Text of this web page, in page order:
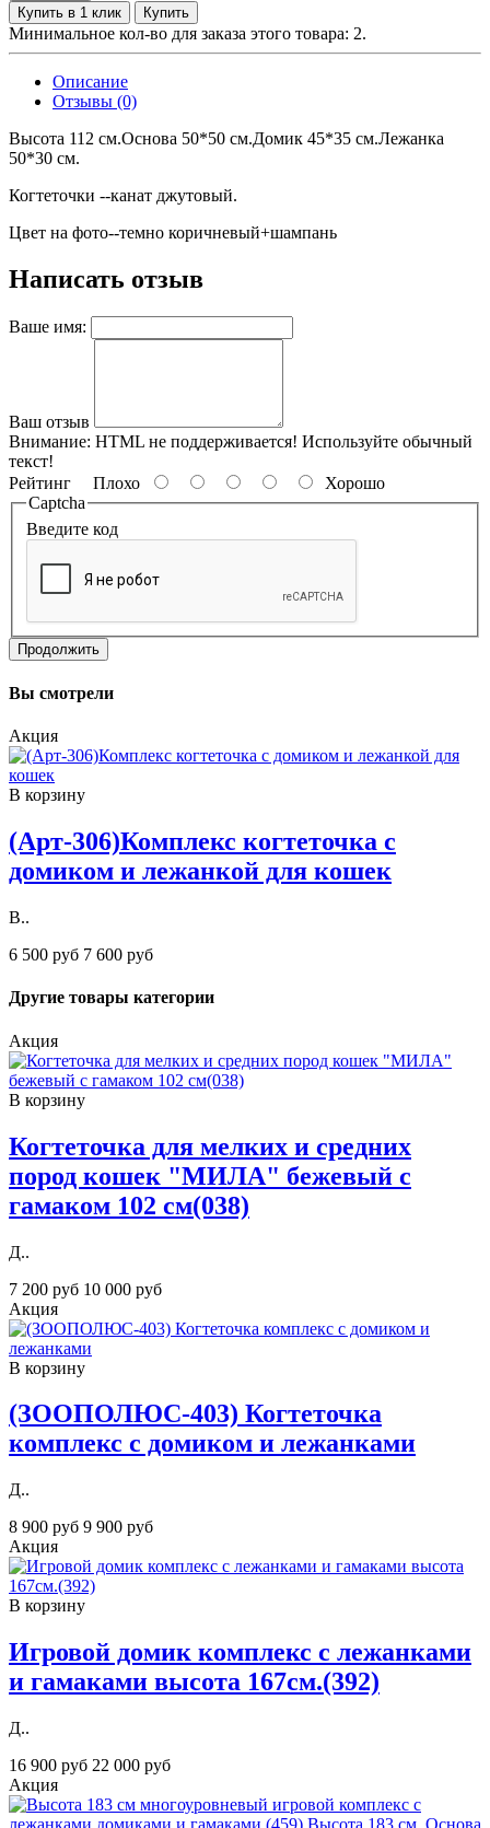
Купить в 1 клик
Купить
Минимальное кол-во для заказа этого товара: 2.
Описание
Отзывы (0)
Высота 112 см.Основа 50*50 см.Домик 45*35 см.Лежанка
50*30 см.
Когтеточки --канат джутовый.
Цвет на фото--темно коричневый+шампань
Написать отзыв
Ваше имя:
Ваш отзыв
Внимание: HTML не поддерживается! Используйте обычный
текст!
Рейтинг Плохо
Хорошо
Captcha
Введите код
Продолжить
Вы смотрели
Акция
В корзину
(Арт-306)Комплекс когтеточка с
домиком и лежанкой для кошек
В..
6 500 руб 7 600 руб
Другие товары категории
Акция
В корзину
Когтеточка для мелких и средних
пород кошек "МИЛА" бежевый с
гамаком 102 см(038)
Д..
7 200 руб 10 000 руб
Акция
В корзину
(ЗООПОЛЮС-403) Когтеточка
комплекс с домиком и лежанками
Д..
8 900 руб 9 900 руб
Акция
В корзину
Игровой домик комплекс с лежанками
и гамаками высота 167см.(392)
Д..
16 900 руб 22 000 руб
Акция